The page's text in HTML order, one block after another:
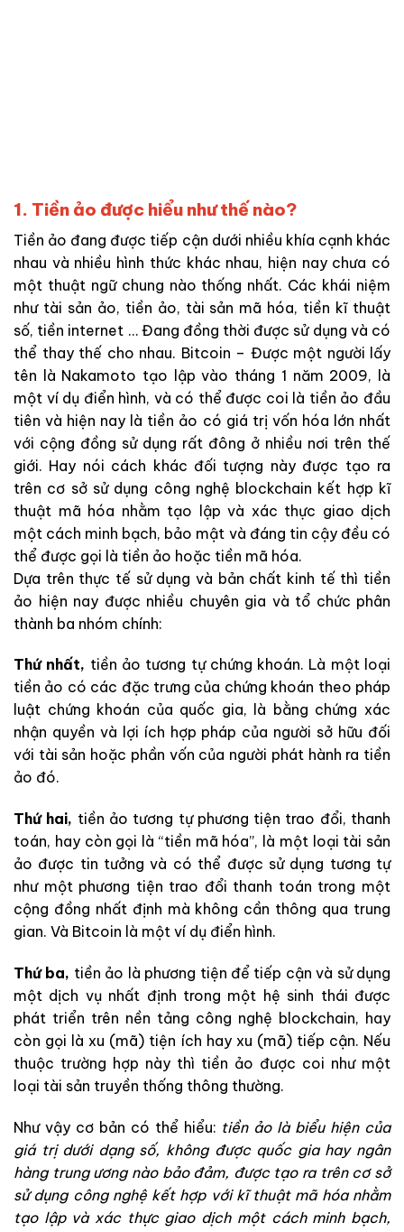
1. Tiền ảo được hiểu như thế nào?
Tiền ảo đang được tiếp cận dưới nhiều khía cạnh khác
nhau và nhiều hình thức khác nhau, hiện nay chưa có
một thuật ngữ chung nào thống nhất. Các khái niệm
như tài sản ảo, tiền ảo, tài sản mã hóa, tiền kĩ thuật
số, tiền internet … Đang đồng thời được sử dụng và có
thể thay thế cho nhau. Bitcoin – Được một người lấy
tên là Nakamoto tạo lập vào tháng 1 năm 2009, là
một ví dụ điển hình, và có thể được coi là tiền ảo đầu
tiên và hiện nay là tiền ảo có giá trị vốn hóa lớn nhất
với cộng đồng sử dụng rất đông ở nhiều nơi trên thế
giới. Hay nói cách khác đối tượng này được tạo ra
trên cơ sở sử dụng công nghệ blockchain kết hợp kĩ
thuật mã hóa nhằm tạo lập và xác thực giao dịch
một cách minh bạch, bảo mật và đáng tin cậy đều có
thể được gọi là tiền ảo hoặc tiền mã hóa.
Dựa trên thực tế sử dụng và bản chất kinh tế thì tiền
ảo hiện nay được nhiều chuyên gia và tổ chức phân
thành ba nhóm chính:
Thứ nhất, tiền ảo tương tự chứng khoán. Là một loại
tiền ảo có các đặc trưng của chứng khoán theo pháp
luật chứng khoán của quốc gia, là bằng chứng xác
nhận quyền và lợi ích hợp pháp của người sở hữu đối
với tài sản hoặc phần vốn của người phát hành ra tiền
ảo đó.
Thứ hai, tiền ảo tương tự phương tiện trao đổi, thanh
toán, hay còn gọi là “tiền mã hóa”, là một loại tài sản
ảo được tin tưởng và có thể được sử dụng tương tự
như một phương tiện trao đổi thanh toán trong một
cộng đồng nhất định mà không cần thông qua trung
gian. Và Bitcoin là một ví dụ điển hình.
Thứ ba, tiền ảo là phương tiện để tiếp cận và sử dụng
một dịch vụ nhất định trong một hệ sinh thái được
phát triển trên nền tảng công nghệ blockchain, hay
còn gọi là xu (mã) tiện ích hay xu (mã) tiếp cận. Nếu
thuộc trường hợp này thì tiền ảo được coi như một
loại tài sản truyền thống thông thường.
Như vậy cơ bản có thể hiểu: tiền ảo là biểu hiện của
giá trị dưới dạng số, không được quốc gia hay ngân
hàng trung ương nào bảo đảm, được tạo ra trên cơ sở
sử dụng công nghệ kết hợp với kĩ thuật mã hóa nhằm
tạo lập và xác thực giao dịch một cách minh bạch,